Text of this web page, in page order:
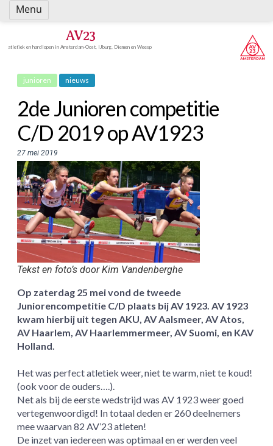
Spring
naar
AV23
atletiek en hardlopen in Amsterdam-Oost, IJburg, Diemen en Weesp
junioren nieuws
2de Junioren competitie
C/D 2019 op AV1923
27 mei 2019
Tekst en foto’s door Kim Vandenberghe
Op zaterdag 25 mei vond de tweede
Juniorencompetitie C/D plaats bij AV 1923. AV 1923
kwam hierbij uit tegen AKU, AV Aalsmeer, AV Atos,
AV Haarlem, AV Haarlemmermeer, AV Suomi, en KAV
Holland.
Het was perfect atletiek weer, niet te warm, niet te koud!
(ook voor de ouders….).
Net als bij de eerste wedstrijd was AV 1923 weer goed
vertegenwoordigd! In totaal deden er 260 deelnemers
mee waarvan 82 AV’23 atleten!
De inzet van iedereen was optimaal en er werden veel
Menu